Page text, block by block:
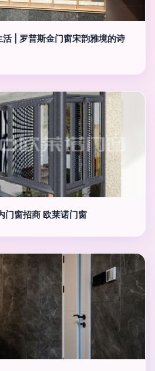
| 罗普斯金门窗宋韵雅境的诗
门窗招商 欧莱诺门窗